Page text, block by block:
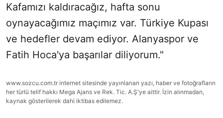
Kafamızı kaldıracağız, hafta sonu
oynayacağımız maçımız var. Türkiye Kupası
ve hedefler devam ediyor. Alanyaspor ve
Fatih Hoca'ya başarılar diliyorum."
www.sozcu.com.tr internet sitesinde yayınlanan yazı, haber ve fotoğrafların
her türlü telif hakkı Mega Ajans ve Rek. Tic. A.Ş'ye aittir. İzin alınmadan,
kaynak gösterilerek dahi iktibas edilemez.